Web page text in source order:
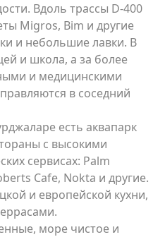
Вдоль трассы D-400
Migros, Bim и другие
и небольшие лавки. В
и школа, а за более
и медицинскими
в соседний
есть аквапарк
с высокими
сервисах: Palm
Cafe, Nokta и другие.
и европейской кухни,
море чистое и